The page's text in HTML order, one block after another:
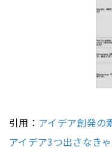
引用： アイデア創発の
アイデア3つ出さなき